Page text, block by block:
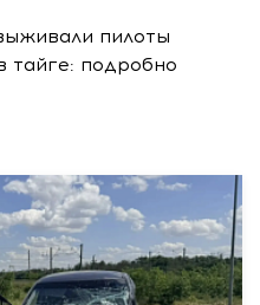
пилоты
тайге: подробно